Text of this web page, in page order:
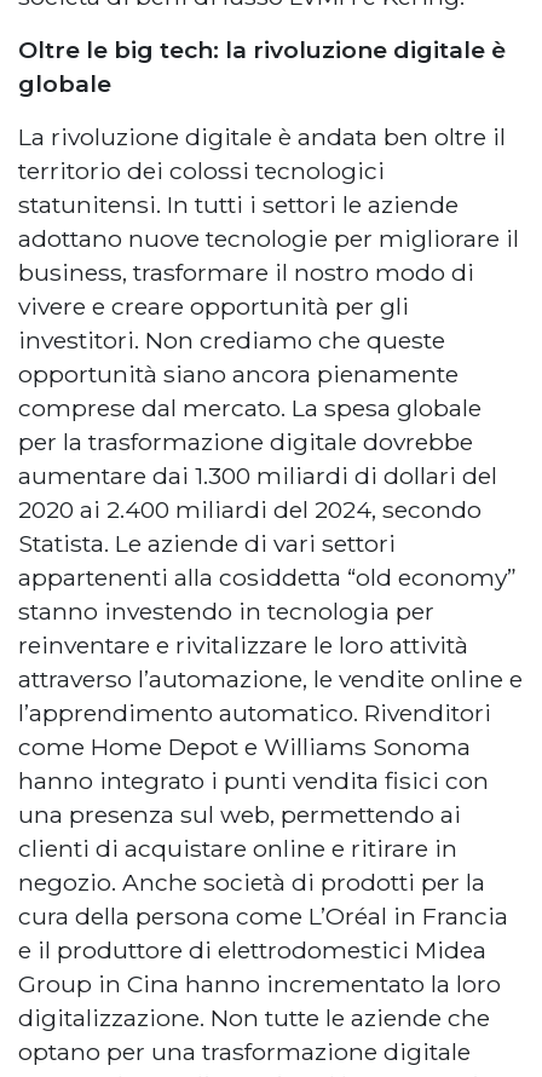
Oltre le big tech: la rivoluzione digitale è
globale
La rivoluzione digitale è andata ben oltre il
territorio dei colossi tecnologici
statunitensi. In tutti i settori le aziende
adottano nuove tecnologie per migliorare il
business, trasformare il nostro modo di
vivere e creare opportunità per gli
investitori. Non crediamo che queste
opportunità siano ancora pienamente
comprese dal mercato. La spesa globale
per la trasformazione digitale dovrebbe
aumentare dai 1.300 miliardi di dollari del
2020 ai 2.400 miliardi del 2024, secondo
Statista. Le aziende di vari settori
appartenenti alla cosiddetta “old economy”
stanno investendo in tecnologia per
reinventare e rivitalizzare le loro attività
attraverso l’automazione, le vendite online e
l’apprendimento automatico. Rivenditori
come Home Depot e Williams Sonoma
hanno integrato i punti vendita fisici con
una presenza sul web, permettendo ai
clienti di acquistare online e ritirare in
negozio. Anche società di prodotti per la
cura della persona come L’Oréal in Francia
e il produttore di elettrodomestici Midea
Group in Cina hanno incrementato la loro
digitalizzazione. Non tutte le aziende che
optano per una trasformazione digitale